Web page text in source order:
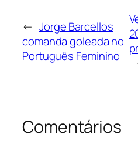
← Jorge Barcellos
comanda goleada no
Português Feminino
Comentários